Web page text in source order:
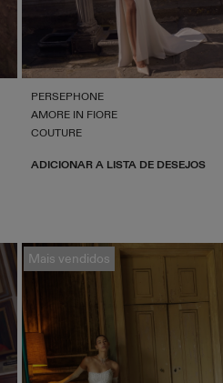
PERSEPHONE
AMORE IN FIORE
COUTURE
ADICIONAR A LISTA DE DESEJOS
Mais vendidos